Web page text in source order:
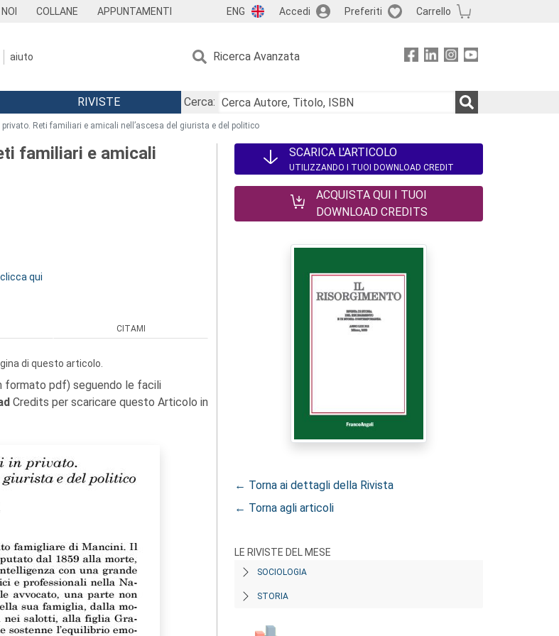
COLLANE APPUNTAMENTI ENG Accedi Preferiti Carrello
aiuto Ricerca Avanzata
RIVISTE
Cerca:
Reti familiari e amicali nell’ascesa del giurista e del politico
familiari e amicali
clicca qui
CITAMI
di questo articolo.
formato pdf) seguendo le facili
Credits per scaricare questo Articolo in
SCARICA L'ARTICOLO
UTILIZZANDO I TUOI DOWNLOAD CREDIT
ACQUISTA QUI I TUOI
DOWNLOAD CREDITS
← Torna ai dettagli della Rivista
← Torna agli articoli
LE RIVISTE DEL MESE
SOCIOLOGIA
STORIA